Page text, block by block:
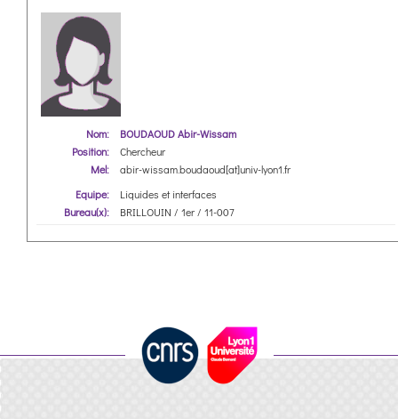
Nom:
BOUDAOUD Abir-Wissam
Position:
Chercheur
Mel:
abir-wissam.boudaoud[at]univ-lyon1.fr
Equipe:
Liquides et interfaces
Bureau(x):
BRILLOUIN / 1er / 11-007